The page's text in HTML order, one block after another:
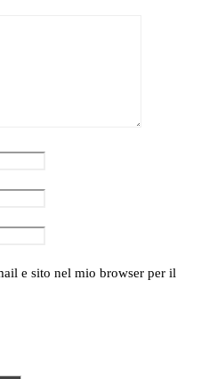
e sito nel mio browser per il